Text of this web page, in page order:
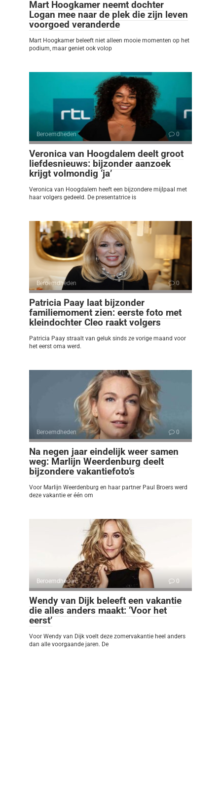
Mart Hoogkamer neemt dochter
Logan mee naar de plek die zijn leven
voorgoed veranderde
Mart Hoogkamer beleeft niet alleen mooie momenten op het
podium, maar geniet ook volop
Beroemdheden 0
Veronica van Hoogdalem deelt groot
liefdesnieuws: bijzonder aanzoek
krijgt volmondig ‘ja’
Veronica van Hoogdalem heeft een bijzondere mijlpaal met
haar volgers gedeeld. De presentatrice is
Beroemdheden 0
Patricia Paay laat bijzonder
familiemoment zien: eerste foto met
kleindochter Cleo raakt volgers
Patricia Paay straalt van geluk sinds ze vorige maand voor
het eerst oma werd.
Beroemdheden 0
Na negen jaar eindelijk weer samen
weg: Marlijn Weerdenburg deelt
bijzondere vakantiefoto’s
Voor Marlijn Weerdenburg en haar partner Paul Broers werd
deze vakantie er één om
Beroemdheden 0
Wendy van Dijk beleeft een vakantie
die alles anders maakt: ‘Voor het
eerst’
Voor Wendy van Dijk voelt deze zomervakantie heel anders
dan alle voorgaande jaren. De